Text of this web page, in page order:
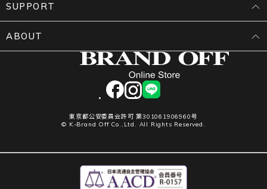
facebookinstagram
LINE
東京都公安委員会許可 第301061906960号
© K-Brand Off Co.,Ltd. All Rights Reserved.
SUPPORT
ABOUT